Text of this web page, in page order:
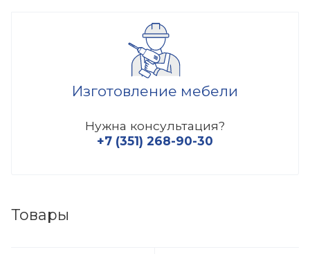
Изготовление мебели
Нужна консультация?
+7 (351) 268-90-30
Товары